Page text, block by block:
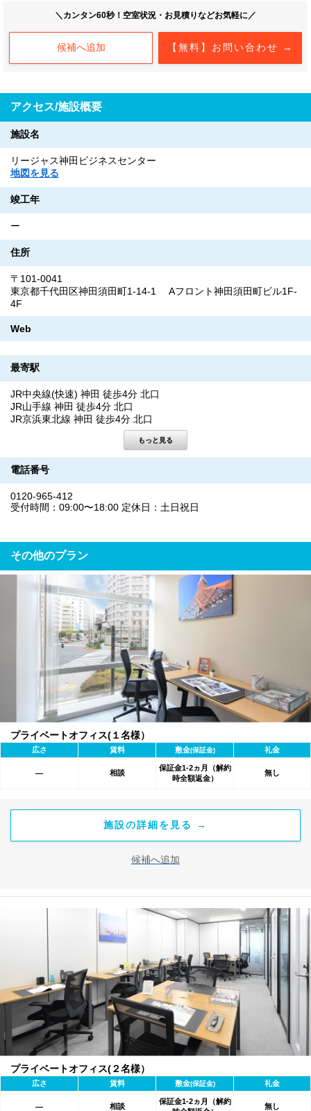
＼カンタン60秒！空室状況・お見積りなどお気軽に／
【無料】お問い合わせ →
候補へ追加
アクセス/施設概要
施設名
リージャス神田ビジネスセンター
地図を見る
竣工年
ー
住所
〒101-0041
東京都千代田区神田須田町1-14-1 Aフロント神田須田町ビル1F-
4F
Web
最寄駅
JR中央線(快速) 神田 徒歩4分 北口
JR山手線 神田 徒歩4分 北口
JR京浜東北線 神田 徒歩4分 北口
電話番号
0120-965-412
受付時間：09:00〜18:00 定休日：土日祝日
その他のプラン
プライベートオフィス(１名様）
広さ 賃料 敷金(保証金) 礼金
― 相談
保証金1-2ヵ月（解約
時全額返金）
無し
施設の詳細を見る →
候補へ追加
プライベートオフィス(２名様）
広さ 賃料 敷金(保証金) 礼金
― 相談
保証金1-2ヵ月（解約
無し